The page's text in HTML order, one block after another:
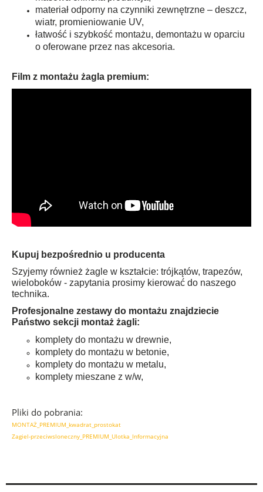
materiał odporny na czynniki zewnętrzne – deszcz,
wiatr, promieniowanie UV,
łatwość i szybkość montażu, demontażu w oparciu
o oferowane przez nas akcesoria.
Film z montażu żagla premium:
Kupuj bezpośrednio u producenta
Szyjemy również żagle w kształcie: trójkątów, trapezów,
wieloboków - zapytania prosimy kierować do naszego
technika.
Profesjonalne zestawy do montażu znajdziecie
Państwo sekcji montaż żagli:
komplety do montażu w drewnie,
komplety do montażu w betonie,
komplety do montażu w metalu,
komplety mieszane z w/w,
Pliki do pobrania:
MONTAŻ_PREMIUM_kwadrat_prostokat
Zagiel-przeciwsloneczny_PREMIUM_Ulotka_Informacyjna